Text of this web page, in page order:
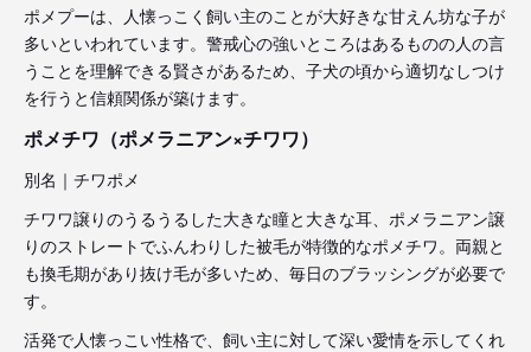
ポメプーは、人懐っこく飼い主のことが大好きな甘えん坊な子が
多いといわれています。警戒心の強いところはあるものの人の言
うことを理解できる賢さがあるため、子犬の頃から適切なしつけ
を行うと信頼関係が築けます。
ポメチワ（ポメラニアン×チワワ）
別名｜チワポメ
チワワ譲りのうるうるした大きな瞳と大きな耳、ポメラニアン譲
りのストレートでふんわりした被毛が特徴的なポメチワ。両親と
も換毛期があり抜け毛が多いため、毎日のブラッシングが必要で
す。
活発で人懐っこい性格で、飼い主に対して深い愛情を示してくれ